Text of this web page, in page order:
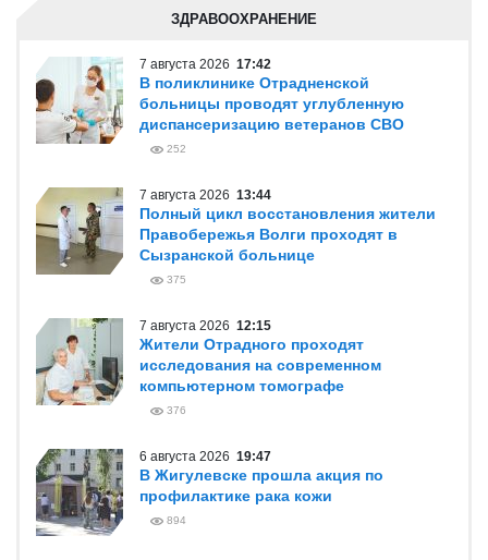
ЗДРАВООХРАНЕНИЕ
7 августа 2026 17:42
В поликлинике Отрадненской
больницы проводят углубленную
диспансеризацию ветеранов СВО
252
7 августа 2026 13:44
Полный цикл восстановления жители
Правобережья Волги проходят в
Сызранской больнице
375
7 августа 2026 12:15
Жители Отрадного проходят
исследования на современном
компьютерном томографе
376
6 августа 2026 19:47
В Жигулевске прошла акция по
профилактике рака кожи
894